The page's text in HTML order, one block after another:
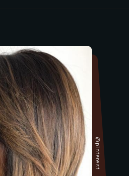
@pinterest